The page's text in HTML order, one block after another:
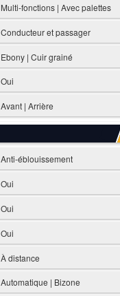
Multi-fonctions | Avec palettes
Conducteur et passager
Ebony | Cuir grainé
Oui
Avant | Arrière
Anti-éblouissement
Oui
Oui
Oui
À distance
Automatique | Bizone